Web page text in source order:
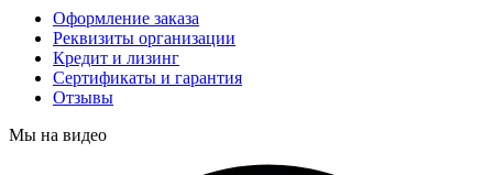
Оформление заказа
Реквизиты организации
Кредит и лизинг
Сертификаты и гарантия
Отзывы
Мы на видео